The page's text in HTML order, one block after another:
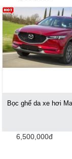
Bọc ghế da xe hơi
6,500,000đ